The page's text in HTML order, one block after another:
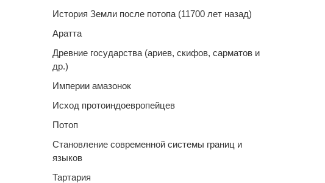
История Земли после потопа (11700 лет назад)
Аратта
Древние государства (ариев, скифов, сарматов и
др.)
Империи амазонок
Исход протоиндоевропейцев
Потоп
Становление современной системы границ и
языков
Тартария